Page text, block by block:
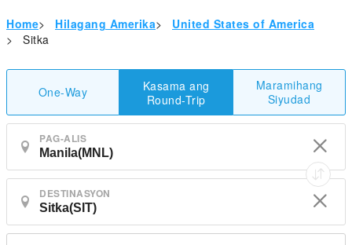
Home> Hilagang Amerika>
United States of America
>
Sitka
One-Way
Kasama ang
Round-Trip
Maramihang
Siyudad
PAG-ALIS
DESTINASYON